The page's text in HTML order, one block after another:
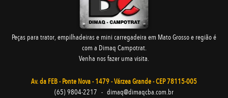
Peças para trator, empilhadeiras e mini carregadeira em Mato Grosso e região é
com a Dimaq Campotrat.
Venha nos fazer uma visita.
Av. da FEB - Ponte Nova - 1479 - Várzea Grande - CEP 78115-005
(65) 9804-2217
- dimaq@dimaqcba.com.br